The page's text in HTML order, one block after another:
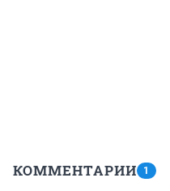
КОММЕНТАРИИ 1